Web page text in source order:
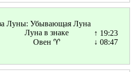
Луна в знаке
Овен ♈
↑ 19:23
↓ 08:47